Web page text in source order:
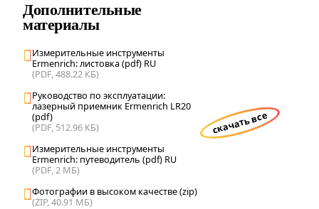
Дополнительные
материалы
Измерительные инструменты
Ermenrich: листовка (pdf) RU
(PDF, 488.22 КБ)
Руководство по эксплуатации:
лазерный приемник Ermenrich LR20
(pdf)
(PDF, 512.96 КБ)
Измерительные инструменты
Ermenrich: путеводитель (pdf) RU
(PDF, 2 МБ)
Фотографии в высоком качестве (zip)
(ZIP, 40.91 МБ)
скачать все